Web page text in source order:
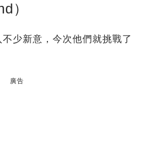
）
少新意，今次他們就挑戰了
廣告